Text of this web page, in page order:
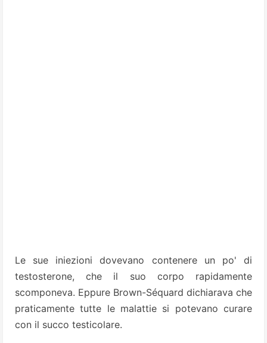
Le sue iniezioni dovevano contenere un po' di
testosterone, che il suo corpo rapidamente
scomponeva. Eppure Brown-Séquard dichiarava che
praticamente tutte le malattie si potevano curare
con il succo testicolare.